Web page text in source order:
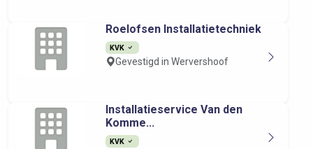
Roelofsen Installatietechniek
KVK
Gevestigd in Wervershoof
Installatieservice Van den
Komme...
KVK